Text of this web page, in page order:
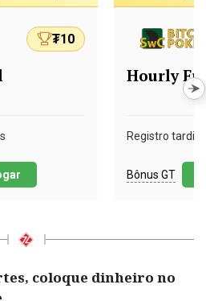
₮10
Hourly
Registro tardio
Bônus GT
coloque dinheiro no